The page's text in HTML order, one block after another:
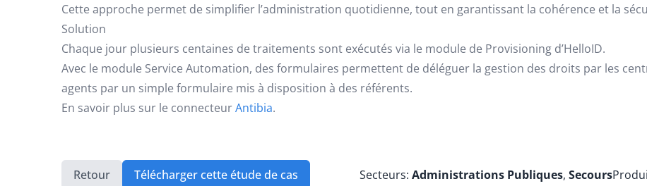
Cette approche permet de simplifier l’administration quotidienne, tout en garantissant la cohérence et la
Solution
Chaque jour plusieurs centaines de traitements sont exécutés via le module de Provisioning d’HelloID.
Avec le module Service Automation, des formulaires permettent de déléguer la gestion des droits par les
agents par un simple formulaire mis à disposition à des référents.
En savoir plus sur le connecteurAntibia.
Retour Télécharger cette étude de cas Secteurs: Administrations Publiques, Secours